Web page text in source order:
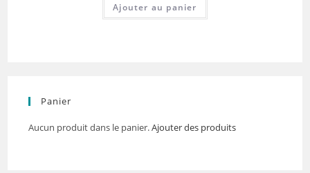
Ajouter au panier
Panier
Aucun produit dans le panier.Ajouter des produits